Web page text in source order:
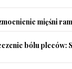
mięśni
bólu pleców: